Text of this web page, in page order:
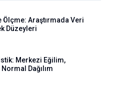
Ölçme: Araştırmada Veri
Düzeyleri
Merkezi Eğilim,
Dağılım